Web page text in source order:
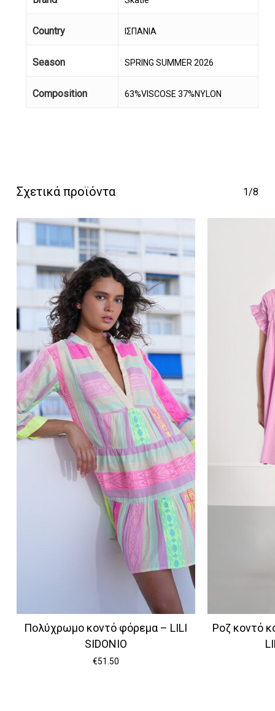
Country ΙΣΠΑΝΙΑ
Season SPRING SUMMER 2026
Composition 63%VISCOSE 37%NYLON
Σχετικά προϊόντα 1/8
Πολύχρωμο κοντό φόρεμα – LILI
SIDONIO
€51.50
Ροζ κοντό